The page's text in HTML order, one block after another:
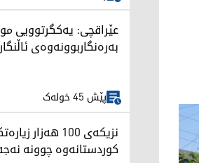
عێراقچی: یەکگرتوویی
بەرەنگاربوونەوەی
پێش 45 خولەک
نزیکەی 100
کوردستانەوە چوونە